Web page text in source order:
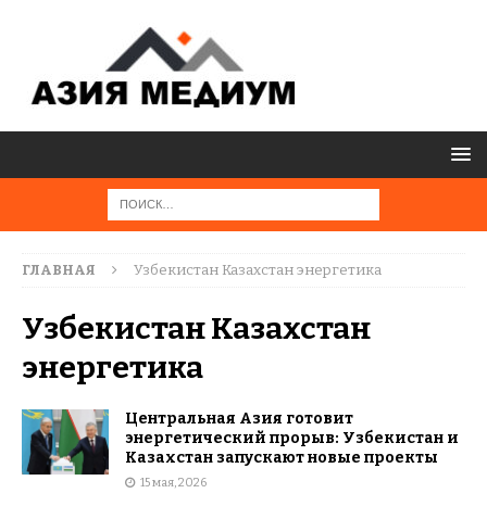
ГЛАВНАЯ Узбекистан Казахстан энергетика
Узбекистан Казахстан
энергетика
Центральная Азия готовит
энергетический прорыв: Узбекистан и
Казахстан запускают новые проекты
15 мая, 2026